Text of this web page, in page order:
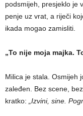
podsmijeh, presjeklo je
penje uz vrat, a riječi
ikada mogao zamisliti.
„To nije moja majka.
Milica je stala. Osmijeh
zaleđen. Bez scene,
kratko: „Izvini, sine.